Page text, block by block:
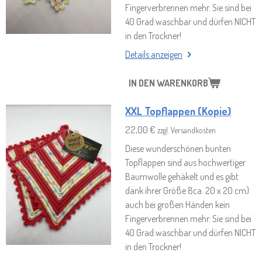
Fingerverbrennen mehr. Sie sind bei
40 Grad waschbar und dürfen NICHT
in den Trockner!
Details anzeigen
IN DEN WARENKORB
XXL Topflappen (Kopie)
22,00 € zzgl. Versandkosten
Diese wunderschönen bunten
Topflappen sind aus hochwertiger
Baumwolle gehäkelt und es gibt
dank ihrer Größe 8ca. 20 x 20 cm)
auch bei großen Händen kein
Fingerverbrennen mehr. Sie sind bei
40 Grad waschbar und dürfen NICHT
in den Trockner!